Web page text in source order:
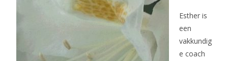
Esther is
een
vakkundig
e coach